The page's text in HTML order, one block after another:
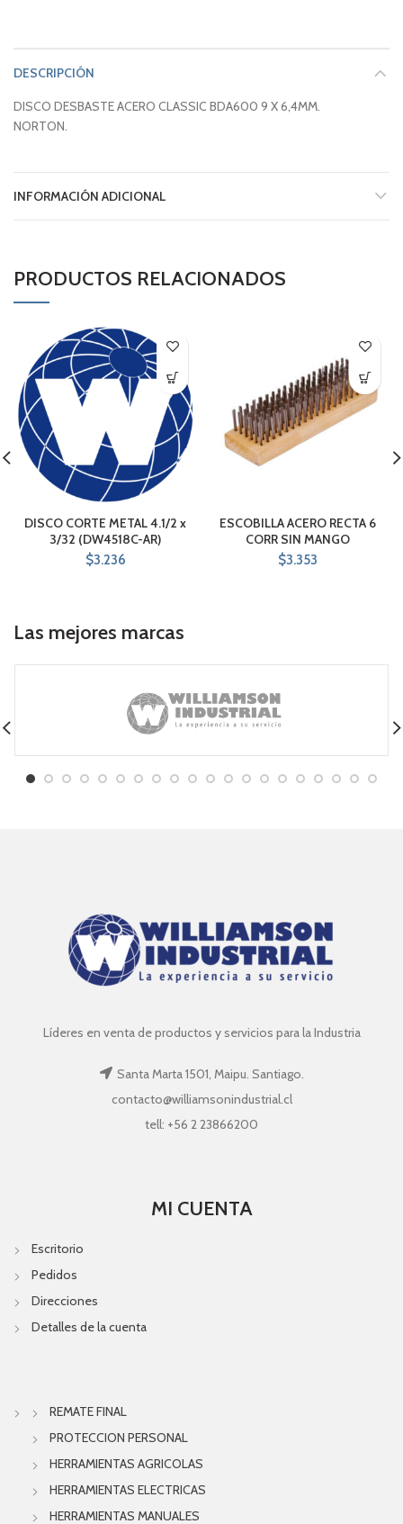
DESCRIPCIÓN
DISCO DESBASTE ACERO CLASSIC BDA600 9 X 6,4MM.
NORTON.
INFORMACIÓN ADICIONAL
PRODUCTOS RELACIONADOS
DISCO CORTE METAL 4.1/2 x
3/32 (DW4518C-AR)
$3.236
ESCOBILLA ACERO RECTA 6
CORR SIN MANGO
$3.353
Las mejores marcas
Líderes en venta de productos y servicios para la Industria
Santa Marta 1501, Maipu. Santiago.
contacto@williamsonindustrial.cl
tell: +56 2 23866200
MI CUENTA
Escritorio
Pedidos
Direcciones
Detalles de la cuenta
REMATE FINAL
PROTECCION PERSONAL
HERRAMIENTAS AGRICOLAS
HERRAMIENTAS ELECTRICAS
HERRAMIENTAS MANUALES